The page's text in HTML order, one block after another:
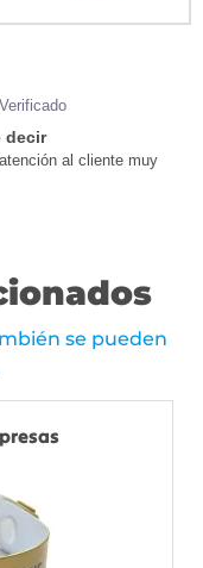
Verificado
decir
al cliente muy
se pueden